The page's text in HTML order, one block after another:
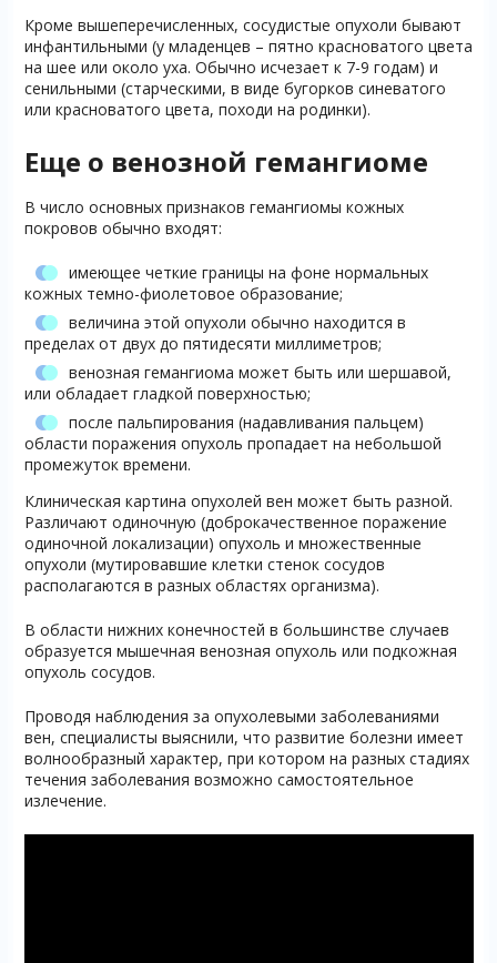
Кроме вышеперечисленных, сосудистые опухоли бывают
инфантильными (у младенцев – пятно красноватого цвета
на шее или около уха. Обычно исчезает к 7-9 годам) и
сенильными (старческими, в виде бугорков синеватого
или красноватого цвета, походи на родинки).
Еще о венозной гемангиоме
В число основных признаков гемангиомы кожных
покровов обычно входят:
имеющее четкие границы на фоне нормальных
кожных темно-фиолетовое образование;
величина этой опухоли обычно находится в
пределах от двух до пятидесяти миллиметров;
венозная гемангиома может быть или шершавой,
или обладает гладкой поверхностью;
после пальпирования (надавливания пальцем)
области поражения опухоль пропадает на небольшой
промежуток времени.
Клиническая картина опухолей вен может быть разной.
Различают одиночную (доброкачественное поражение
одиночной локализации) опухоль и множественные
опухоли (мутировавшие клетки стенок сосудов
располагаются в разных областях организма).
В области нижних конечностей в большинстве случаев
образуется мышечная венозная опухоль или подкожная
опухоль сосудов.
Проводя наблюдения за опухолевыми заболеваниями
вен, специалисты выяснили, что развитие болезни имеет
волнообразный характер, при котором на разных стадиях
течения заболевания возможно самостоятельное
излечение.